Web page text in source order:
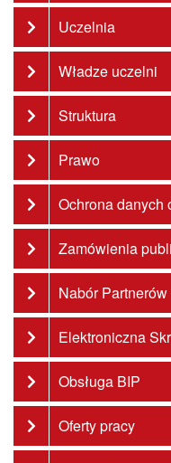
Uczelnia
Władze uczelni
Struktura
Prawo
Ochrona danych
Zamówienia
Nabór Partnerów
Elektroniczna
Obsługa BIP
Oferty pracy